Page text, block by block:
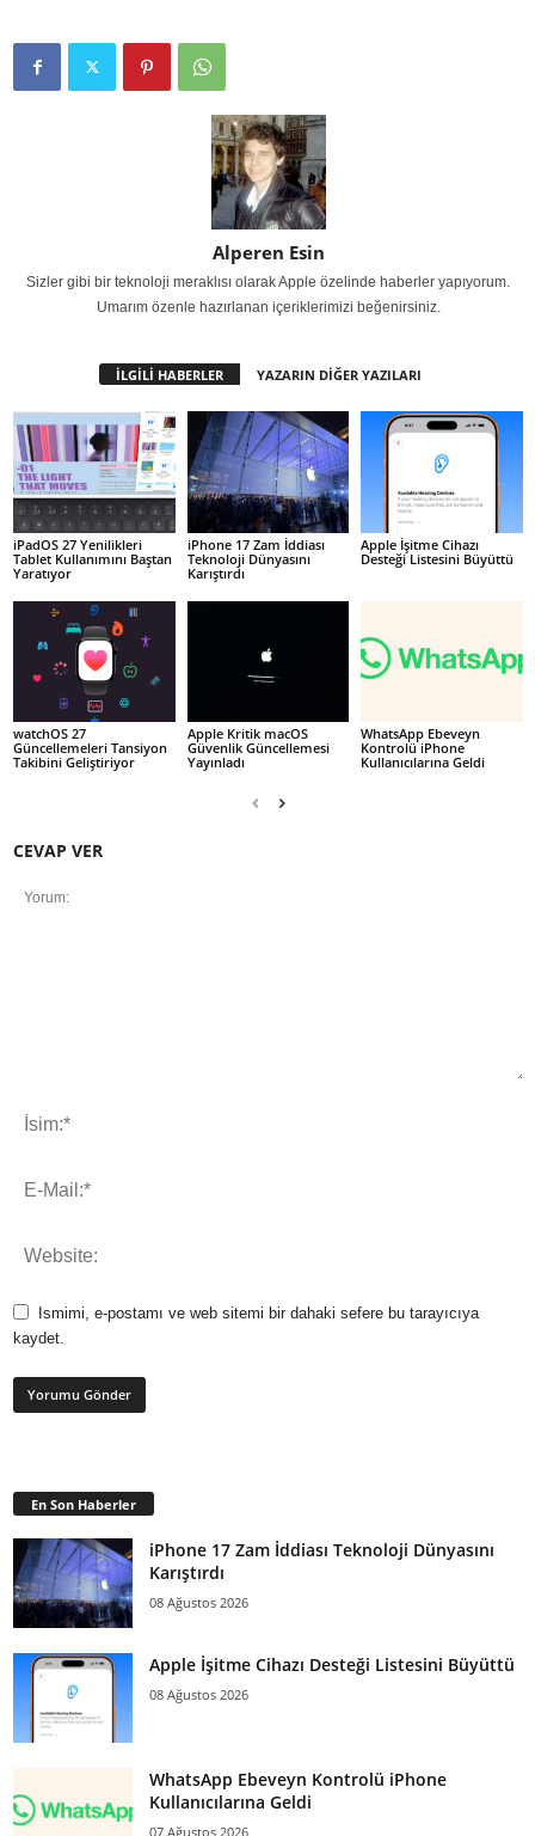
Alperen Esin
Sizler gibi bir teknoloji meraklısı olarak Apple özelinde haberler yapıyorum.
Umarım özenle hazırlanan içeriklerimizi beğenirsiniz.
İLGİLİ HABERLER YAZARIN DİĞER YAZILARI
iPadOS 27 Yenilikleri
Tablet Kullanımını Baştan
Yaratıyor
iPhone 17 Zam İddiası
Teknoloji Dünyasını
Karıştırdı
Apple İşitme Cihazı
Desteği Listesini Büyüttü
watchOS 27
Güncellemeleri Tansiyon
Takibini Geliştiriyor
Apple Kritik macOS
Güvenlik Güncellemesi
Yayınladı
WhatsApp Ebeveyn
Kontrolü iPhone
Kullanıcılarına Geldi
CEVAP VER
Ismimi, e-postamı ve web sitemi bir dahaki sefere bu tarayıcıya
kaydet.
En Son Haberler
iPhone 17 Zam İddiası Teknoloji Dünyasını
Karıştırdı
08 Ağustos 2026
Apple İşitme Cihazı Desteği Listesini Büyüttü
08 Ağustos 2026
WhatsApp Ebeveyn Kontrolü iPhone
Kullanıcılarına Geldi
07 Ağustos 2026